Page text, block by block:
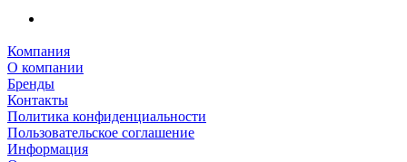
Компания
О компании
Бренды
Контакты
Политика конфиденциальности
Пользовательское соглашение
Информация